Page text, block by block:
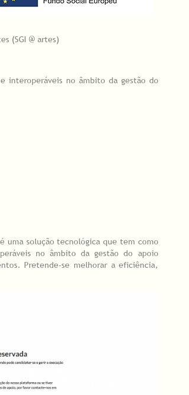
(SGI @ artes)
interoperáveis no âmbito da gestão do
uma solução tecnológica que tem como
no âmbito da gestão do apoio
Pretende-se melhorar a eficiência,